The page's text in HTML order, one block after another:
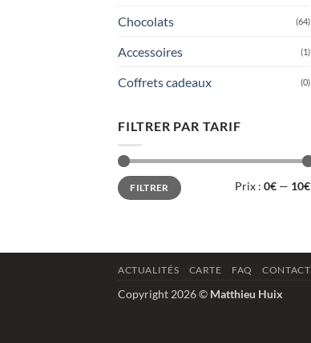
Chocolats (64)
Accessoires (1)
Coffrets cadeaux (0)
FILTRER PAR TARIF
Prix
min
Prix
maxFILTRER Prix : 0€ — 10€
ACTUALITÉS CARTE FAQ CONTACT
Copyright 2026 © Matthieu Huix